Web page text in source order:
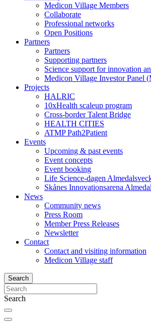
Medicon Village Members
Collaborate
Professional networks
Open Positions
Partners
Partners
Supporting partners
Science support for innovation
Medicon Village Investor Panel
Projects
HALRIC
10xHealth scaleup program
Cross-border Talent Bridge
HEALTH CITIES
ATMP Path2Patient
Events
Upcoming & past events
Event concepts
Event booking
Life Science-dagen
Skånes Innovationsarena
News
Community news
Press Room
Member Press Releases
Newsletter
Contact
Contact and visiting information
Medicon Village staff
Search
Search